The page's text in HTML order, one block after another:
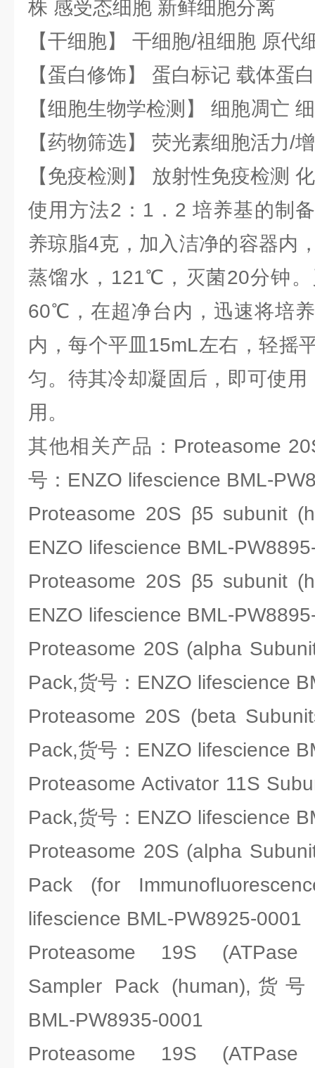
株 感受态细胞 新鲜细胞分离
【干细胞】 干细胞/祖细胞 原代
【蛋白修饰】 蛋白标记 载体蛋
【细胞生物学检测】 细胞凋亡
【药物筛选】 荧光素细胞活力/
【免疫检测】 放射性免疫检测
使用方法2：1．2 培养基的制
养琼脂4克，加入洁净的容器内
蒸馏水，121℃，灭菌20分钟
60℃，在超净台内，迅速将培
内，每个平皿15mL左右，轻摇
匀。待其冷却凝固后，即可使
用。
其他相关产品：Proteasome
号：ENZO lifescience BML-
Proteasome 20S β5 subunit
ENZO lifescience BML-
Proteasome 20S β5 subunit
ENZO lifescience BML-
Proteasome 20S (alpha
Pack,货号：ENZO lifescience
Proteasome 20S (beta
Pack,货号：ENZO lifescience
Proteasome Activator 11S
Pack,货号：ENZO lifescience
Proteasome 20S (alpha
Pack (for
lifescience BML-PW8925-0001
Proteasome 19S (ATPase
Sampler Pack (human),货号
BML-PW8935-0001
Proteasome 19S (ATPase